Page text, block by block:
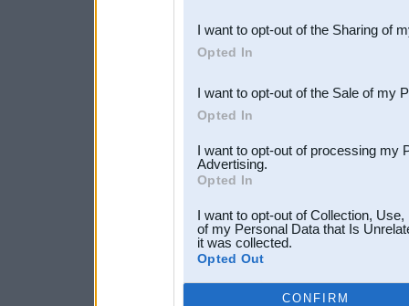
Downstream Participants
third parties.
I want to opt-out of the Sharing of
Opted In
I want to opt-out of the Sale of my
Opted In
I want to opt-out of processing my
Advertising.
Opted In
I want to opt-out of Collection,
of my Personal Data that Is
it was collected.
Opted Out
CONFIRM